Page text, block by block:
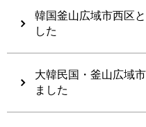
韓国釜山広域市西区
した
大韓民国・釜山広域
ました